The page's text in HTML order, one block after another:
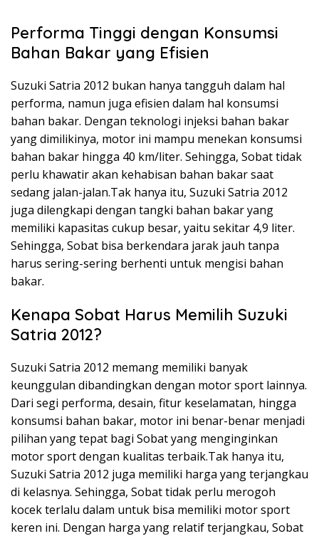
Performa Tinggi dengan Konsumsi
Bahan Bakar yang Efisien
Suzuki Satria 2012 bukan hanya tangguh dalam hal
performa, namun juga efisien dalam hal konsumsi
bahan bakar. Dengan teknologi injeksi bahan bakar
yang dimilikinya, motor ini mampu menekan konsumsi
bahan bakar hingga 40 km/liter. Sehingga, Sobat tidak
perlu khawatir akan kehabisan bahan bakar saat
sedang jalan-jalan.Tak hanya itu, Suzuki Satria 2012
juga dilengkapi dengan tangki bahan bakar yang
memiliki kapasitas cukup besar, yaitu sekitar 4,9 liter.
Sehingga, Sobat bisa berkendara jarak jauh tanpa
harus sering-sering berhenti untuk mengisi bahan
bakar.
Kenapa Sobat Harus Memilih Suzuki
Satria 2012?
Suzuki Satria 2012 memang memiliki banyak
keunggulan dibandingkan dengan motor sport lainnya.
Dari segi performa, desain, fitur keselamatan, hingga
konsumsi bahan bakar, motor ini benar-benar menjadi
pilihan yang tepat bagi Sobat yang menginginkan
motor sport dengan kualitas terbaik.Tak hanya itu,
Suzuki Satria 2012 juga memiliki harga yang terjangkau
di kelasnya. Sehingga, Sobat tidak perlu merogoh
kocek terlalu dalam untuk bisa memiliki motor sport
keren ini. Dengan harga yang relatif terjangkau, Sobat